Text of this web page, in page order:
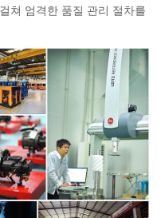
쳐 엄격한 품질 관리 절차를